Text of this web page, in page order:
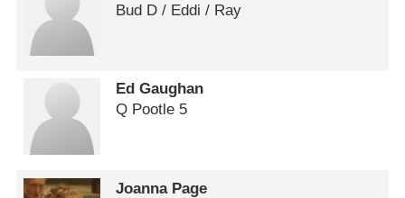
Bud D /​ Eddi /​ Ray
Ed Gaughan
Q Pootle 5
Joanna Page